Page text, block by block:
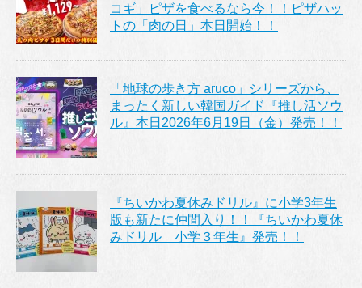
コギ」ピザを食べるなら今！！ピザハッ
トの「肉の日」本日開始！！
「地球の歩き方 aruco」シリーズから、
まったく新しい韓国ガイド『推し活ソウ
ル』本日2026年6月19日（金）発売！！
『ちいかわ夏休みドリル』に小学3年生
版も新たに仲間入り！！『ちいかわ夏休
みドリル 小学３年生』発売！！